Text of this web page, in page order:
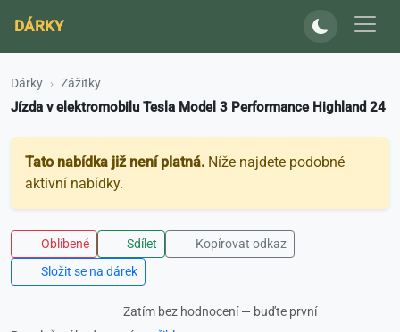
DÁRKY
Dárky Zážitky
Jízda v elektromobilu Tesla Model 3 Performance Highland 24
Tato nabídka již není platná. Níže najdete podobné
aktivní nabídky.
Oblíbené Sdílet
Kopírovat odkaz
Složit se na dárek
Zatím bez hodnocení — buďte první